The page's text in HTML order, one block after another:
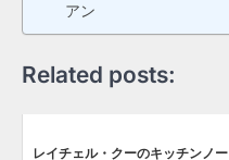
アン
Related posts:
レイチェル・クーのキッチンノー